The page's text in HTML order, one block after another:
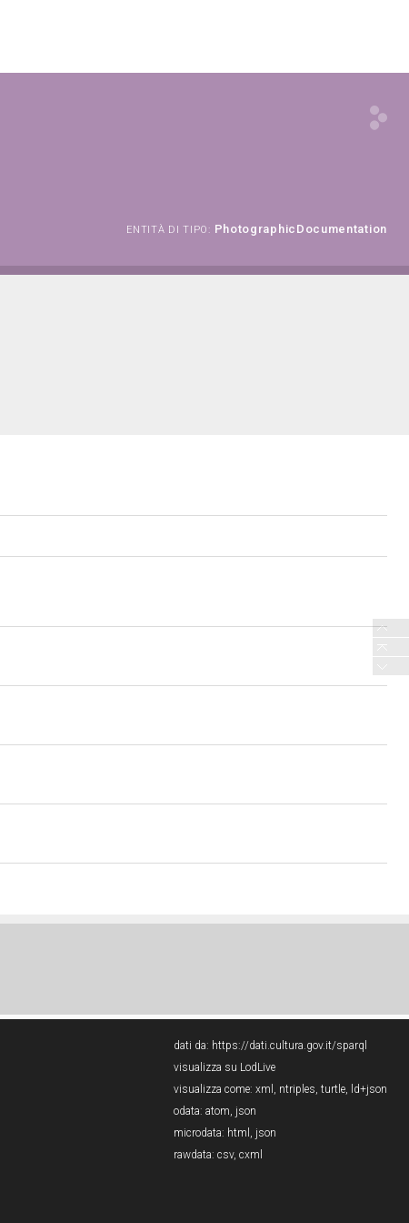
ENTITÀ DI TIPO: PhotographicDocumentation
dati da: https://dati.cultura.gov.it/sparql
visualizza su LodLive
visualizza come: xml , ntriples, turtle, ld+json
odata: atom, json
microdata: html , json
rawdata: csv, cxml